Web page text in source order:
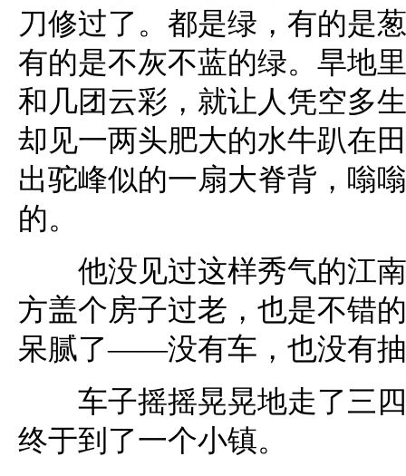
刀修过了。都是绿，有的是
有的是不灰不蓝的绿。旱地
和几团云彩，就让人凭空多
却见一两头肥大的水牛趴在
出驼峰似的一扇大脊背，嗡
的。
他没见过这样秀气的江南
方盖个房子过老，也是不错
呆腻了——没有车，也没有
车子摇摇晃晃地走了三四
终于到了一个小镇。